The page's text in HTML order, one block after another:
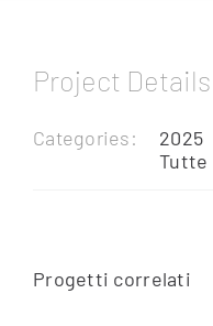
Project Details
Categories:
2025
Tutte
Progetti correlati